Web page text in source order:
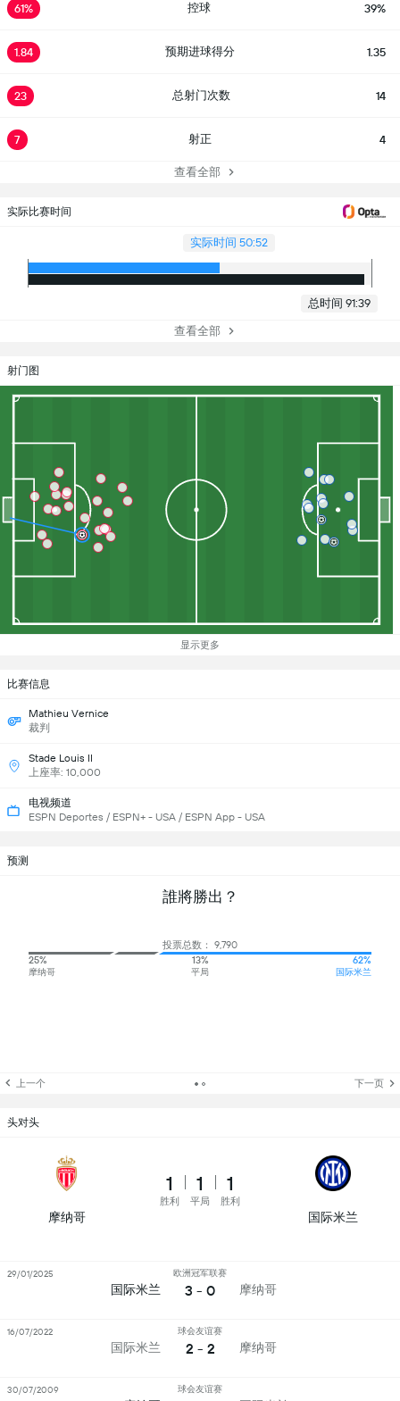
61% 控球 39%
1.84 预期进球得分 1.35
23 总射门次数 14
7 射正 4
查看全部
实际比赛时间
实际时间 50:52
总时间 91:39
查看全部
射门图
显示更多
比赛信息
Mathieu Vernice
裁判
Stade Louis II
上座率: 10,000
电视频道
ESPN Deportes / ESPN+ - USA / ESPN App - USA
预测
誰將勝出？
投票总数： 9,790
25%
摩纳哥
13%
平局
62%
国际米兰
上一个 下一页
头对头
摩纳哥
1
胜利
1
平局
1
胜利
国际米兰
国际米兰
欧洲冠军联赛
3 - 0 摩纳哥
29/01/2025
国际米兰
球会友谊赛
2 - 2 摩纳哥
16/07/2022
球会友谊赛
30/07/2009